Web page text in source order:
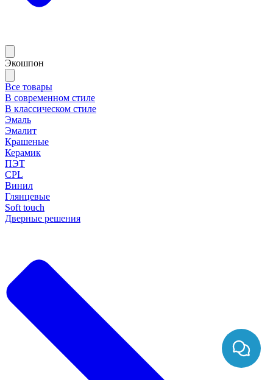
Экошпон
Все товары
В современном стиле
В классическом стиле
Эмаль
Эмалит
Крашеные
Керамик
ПЭТ
CPL
Винил
Глянцевые
Soft touch
Дверные решения